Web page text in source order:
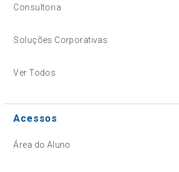
Consultoria
Soluções Corporativas
Ver Todos
Acessos
Área do Aluno